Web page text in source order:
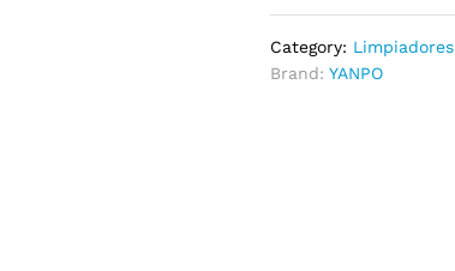
Category:
Brand:YANPO